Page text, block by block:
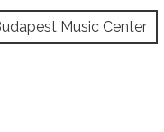
Music Center